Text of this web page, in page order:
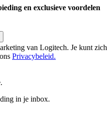
en exclusieve voordelen
van Logitech. Je kunt zich
Privacybeleid.
in je inbox.